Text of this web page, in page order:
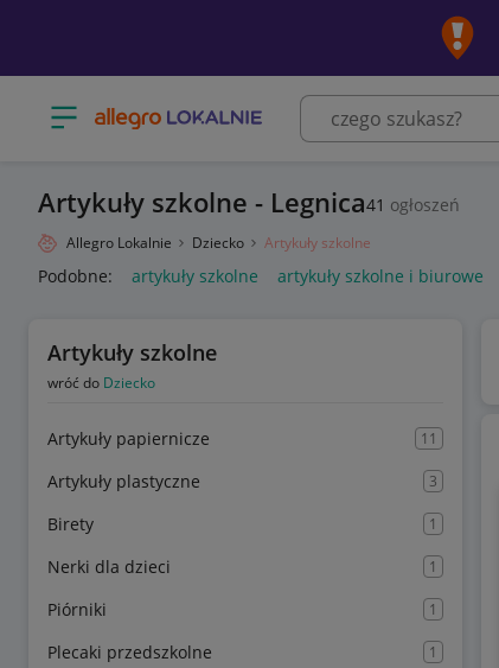
Otwórz menu z kategoriami
Artykuły szkolne - Legnica41 ogłoszeń
Allegro Lokalnie Dziecko Artykuły szkolne
Podobne: artykuły szkolne artykuły szkolne i biurowe
Artykuły szkolne
wróć do Dziecko
Artykuły papiernicze 11
Artykuły plastyczne 3
Birety 1
Nerki dla dzieci 1
Piórniki 1
Plecaki przedszkolne 1